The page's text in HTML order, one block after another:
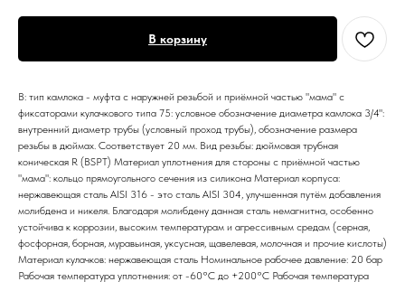
В корзину
В: тип камлока - муфта с наружней резьбой и приёмной частью "мама" с
фиксаторами кулачкового типа 75: условное обозначение диаметра камлока 3/4":
внутренний диаметр трубы (условный проход трубы), обозначение размера
резьбы в дюймах. Соответствует 20 мм. Вид резьбы: дюймовая трубная
коническая R (BSPT) Материал уплотнения для стороны с приёмной частью
"мама": кольцо прямоугольного сечения из силикона Материал корпуса:
нержавеющая сталь AISI 316 - это сталь AISI 304, улучшенная путём добавления
молибдена и никеля. Благодаря молибдену данная сталь немагнитна, особенно
устойчива к коррозии, высоким температурам и агрессивным средам (серная,
фосфорная, борная, муравьиная, уксусная, щавелевая, молочная и прочие кислоты)
Материал кулачков: нержавеющая сталь Номинальное рабочее давление: 20 бар
Рабочая температура уплотнения: от -60°C до +200°C Рабочая температура